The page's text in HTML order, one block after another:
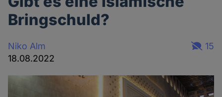
Bringschuld?
Niko Alm
18.08.2022
15